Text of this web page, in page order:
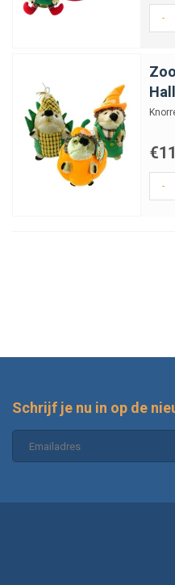
-
-
Schrijf je nu in op de